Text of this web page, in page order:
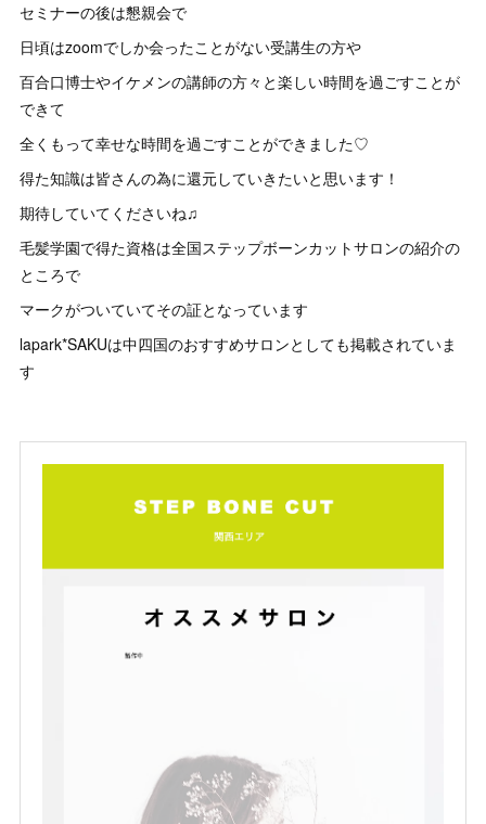
セミナーの後は懇親会で
日頃はzoomでしか会ったことがない受講生の方や
百合口博士やイケメンの講師の方々と楽しい時間を過ごすことが
できて
全くもって幸せな時間を過ごすことができました♡
得た知識は皆さんの為に還元していきたいと思います！
期待していてくださいね♫
毛髪学園で得た資格は全国ステップボーンカットサロンの紹介の
ところで
マークがついていてその証となっています
lapark*SAKUは中四国のおすすめサロンとしても掲載されていま
す